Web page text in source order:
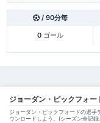
/ 90分毎
0ゴール
ジョーダン・ピックフォ
ジョーダン・ピックフォードの選
ウンロードしよう。(シーズン全記